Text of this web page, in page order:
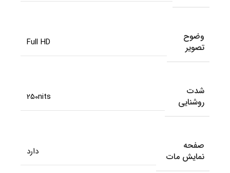
وضوح
تصویر
Full HD
شدت
روشنایی
250nits
صفحه
نمایش مات
دارد